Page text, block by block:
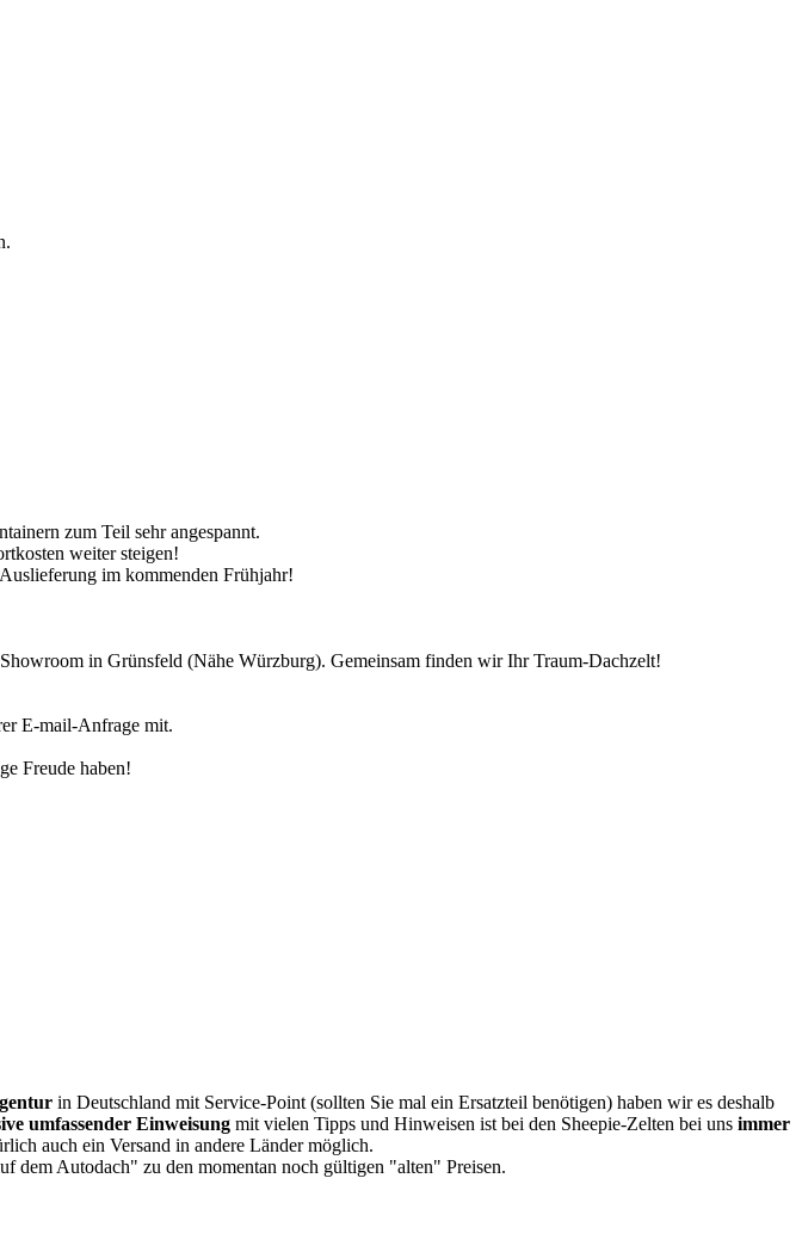
zum Teil sehr angespannt.
weiter steigen!
im kommenden Frühjahr!
in Grünsfeld (Nähe Würzburg). Gemeinsam finden wir Ihr Traum-Dachzelt!
E-mail-Anfrage mit.
Freude haben!
in Deutschland mit Service-Point (sollten Sie mal ein Ersatzteil benötigen) haben wir es deshalb
umfassender Einweisung mit vielen Tipps und Hinweisen ist bei den Sheepie-Zelten bei uns immer
auch ein Versand in andere Länder möglich.
dem Autodach" zu den momentan noch gültigen "alten" Preisen.